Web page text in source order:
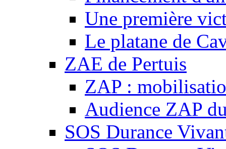
Une première
Le platane de
ZAE de Pertuis
ZAP :
Audience ZAP
SOS Durance